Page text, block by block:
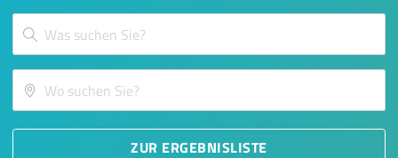
ZUR ERGEBNISLISTE